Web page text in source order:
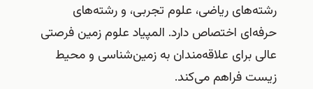
رشته‌های ریاضی، علوم تجربی، و رشته‌های
حرفه‌ای اختصاص دارد. المپیاد علوم زمین فرصتی
عالی برای علاقه‌مندان به زمین‌شناسی و محیط
زیست فراهم می‌کند.